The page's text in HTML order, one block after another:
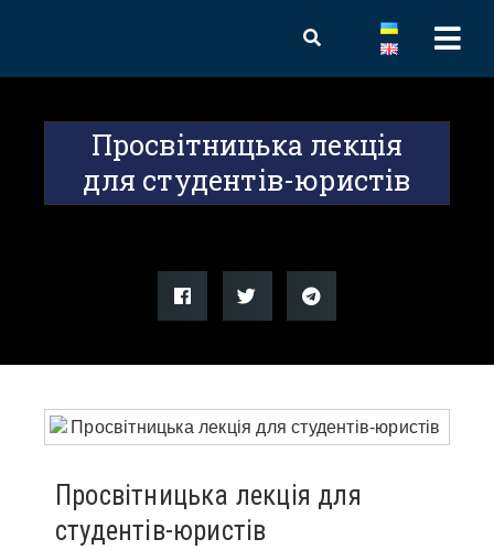
Просвітницька лекція
для студентів-юристів
Просвітницька лекція для
студентів-юристів